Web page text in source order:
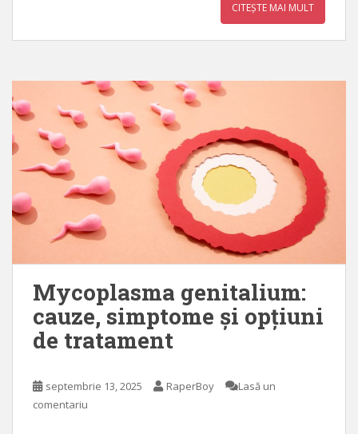
CITEȘTE MAI MULT
Mycoplasma genitalium:
cauze, simptome și opțiuni
de tratament
septembrie 13, 2025 RaperBoy
Lasă un
comentariu